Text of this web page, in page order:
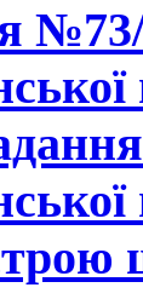
№73/